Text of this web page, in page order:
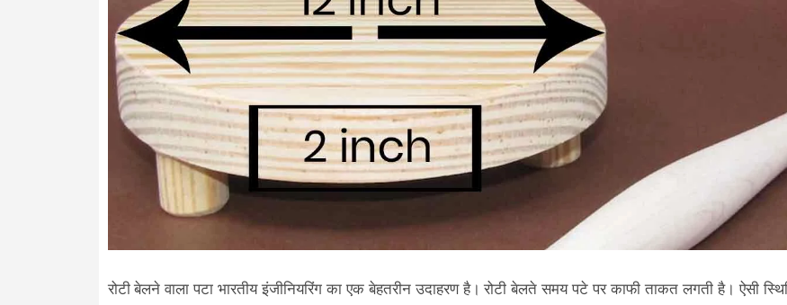
रोटी बेलने वाला पटा भारतीय इंजीनियरिंग का एक बेहतरीन उदाहरण है। रोटी बेलते समय पटे पर काफी ताकत लगती है। ऐसी